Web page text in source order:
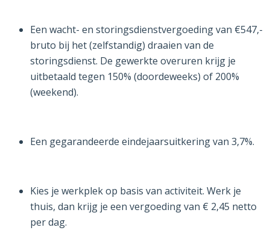
Een wacht- en storingsdienstvergoeding van €547,-
bruto bij het (zelfstandig) draaien van de
storingsdienst. De gewerkte overuren krijg je
uitbetaald tegen 150% (doordeweeks) of 200%
(weekend).
Een gegarandeerde eindejaarsuitkering van 3,7%.
Kies je werkplek op basis van activiteit. Werk je
thuis, dan krijg je een vergoeding van € 2,45 netto
per dag.